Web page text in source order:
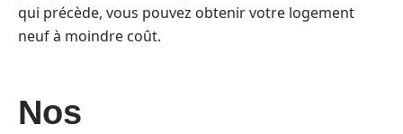
qui précède, vous pouvez obtenir votre logement
neuf à moindre coût.
Nos